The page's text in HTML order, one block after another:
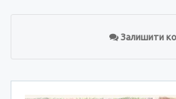
Залишити